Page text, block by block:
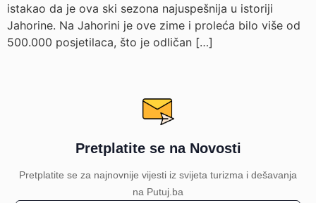
istakao da je ova ski sezona najuspešnija u istoriji
Јahorine. Na Jahorini je ove zime i proleća bilo više od
500.000 posjetilaca, što je odličan […]
Pretplatite se na Novosti
Pretplatite se za najnovnije vijesti iz svijeta turizma i dešavanja
na Putuj.ba